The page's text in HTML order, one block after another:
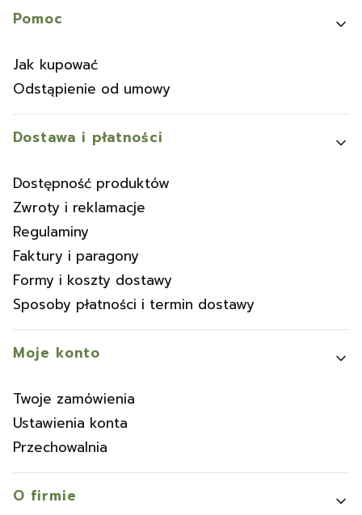
Linki w stopce
Pomoc
Jak kupować
Odstąpienie od umowy
Dostawa i płatności
Dostępność produktów
Zwroty i reklamacje
Regulaminy
Faktury i paragony
Formy i koszty dostawy
Sposoby płatności i termin dostawy
Moje konto
Twoje zamówienia
Ustawienia konta
Przechowalnia
O firmie